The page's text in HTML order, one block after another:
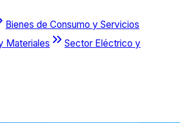
Bienes de Consumo y Servicios
Materiales
Sector Eléctrico y